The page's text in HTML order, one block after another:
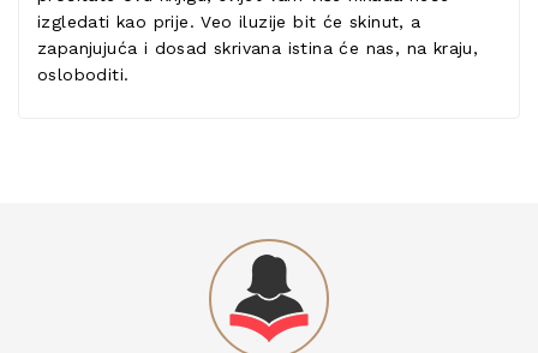
izgledati kao prije. Veo iluzije bit će skinut, a
zapanjujuća i dosad skrivana istina će nas, na kraju,
osloboditi.